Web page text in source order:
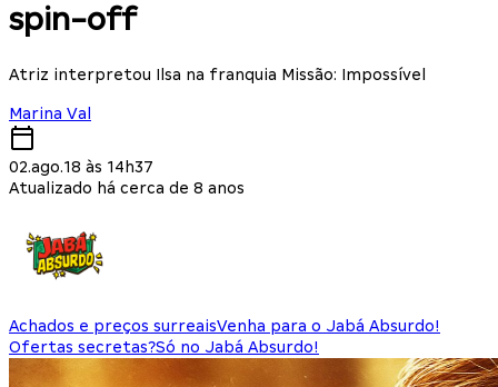
spin-off
Atriz interpretou Ilsa na franquia Missão: Impossível
Marina Val
02.ago.18 às 14h37
Atualizado há cerca de 8 anos
Achados e preços surreaisVenha para o Jabá Absurdo!
Ofertas secretas?Só no Jabá Absurdo!